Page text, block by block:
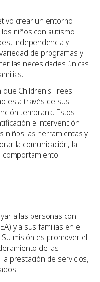
crear un entorno
niños con autismo
independencia y
de programas y
las necesidades únicas
Children's Trees
es a través de sus
temprana. Estos
e intervención
niños las herramientas y
la comunicación, la
comportamiento.
a las personas con
y a sus familias en el
misión es promover el
de las
prestación de servicios,